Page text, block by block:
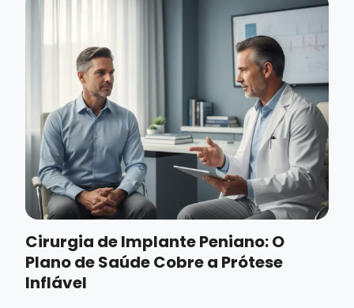
Cirurgia de Implante Peniano: O
Plano de Saúde Cobre a Prótese
Inflável